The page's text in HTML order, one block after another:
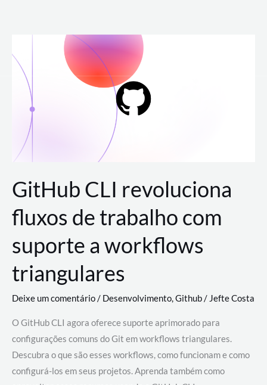
para
conteúdo
GitHub CLI revoluciona
fluxos de trabalho com
suporte a workflows
triangulares
Deixe um comentário/ Desenvolvimento,Github/ Jefte Costa
O GitHub CLI agora oferece suporte aprimorado para
configurações comuns do Git em workflows triangulares.
Descubra o que são esses workflows, como funcionam e como
configurá-los em seus projetos. Aprenda também como